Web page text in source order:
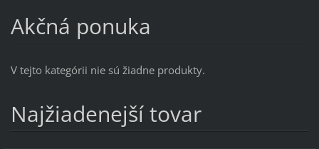
Akčná ponuka
V tejto kategórii nie sú žiadne produkty.
Najžiadenejší tovar